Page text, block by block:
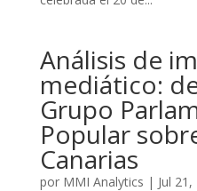
Análisis de
mediático:
Grupo
Popular
Canarias
por MMI Analytics | Jul